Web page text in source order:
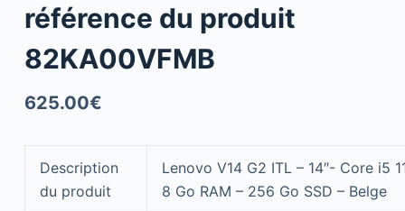
référence du produit
82KA00VFMB
625.00€
Description
du produit
Lenovo V14 G2 ITL – 14″- Core i5
8 Go RAM – 256 Go SSD – Belge